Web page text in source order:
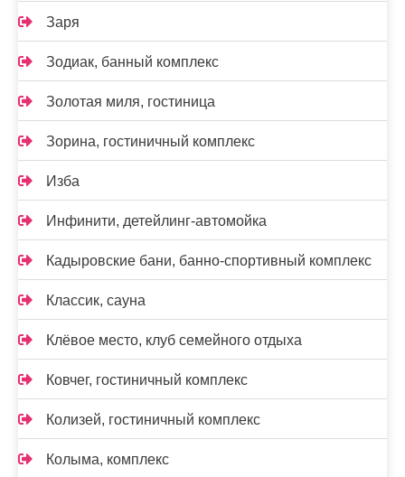
Заря
Зодиак, банный комплекс
Золотая миля, гостиница
Зорина, гостиничный комплекс
Изба
Инфинити, детейлинг-автомойка
Кадыровские бани, банно-спортивный комплекс
Классик, сауна
Клёвое место, клуб семейного отдыха
Ковчег, гостиничный комплекс
Колизей, гостиничный комплекс
Колыма, комплекс